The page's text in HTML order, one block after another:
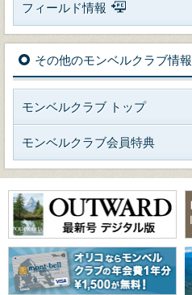
フィールド情報
その他のモンベルクラブ情報
モンベルクラブ トップ
モンベルクラブ会員特典